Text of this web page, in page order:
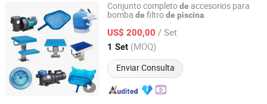
Conjunto completode accesorios para
bomba de filtrode piscina
US$ 200,00 / Set
1 Set (MOQ)
Enviar Consulta
Guangdong Fenlin Swimming Pool & Sauna Equipment
Co., Ltd.
Guangdong, China Desde 2026